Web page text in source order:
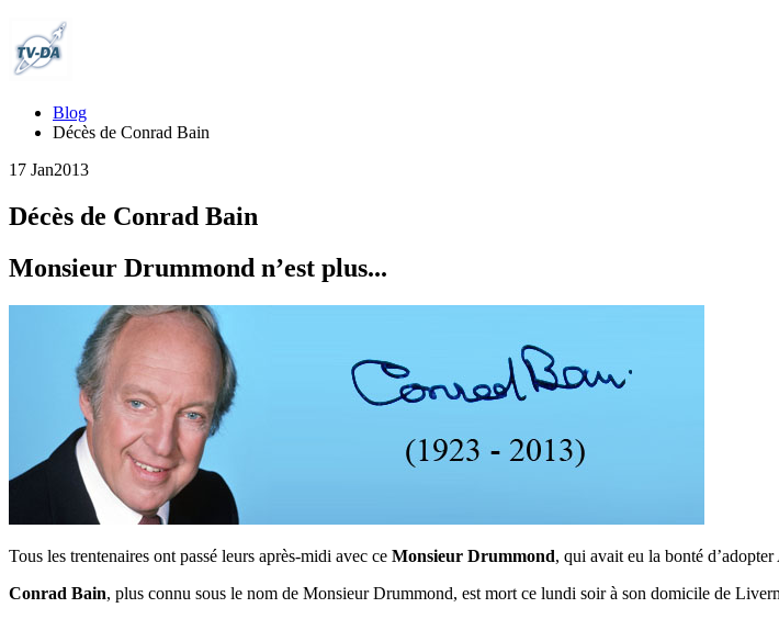
Blog
Décès de Conrad Bain
17 Jan2013
Décès de Conrad Bain
Monsieur Drummond n’est plus...
Tous les trentenaires ont passé leurs après-midi avec ce Monsieur Drummond, qui avait eu la bonté
Conrad Bain, plus connu sous le nom de Monsieur Drummond, est mort ce lundi soir à son domicile de